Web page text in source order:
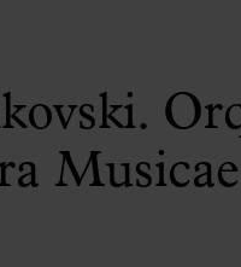
Musicae